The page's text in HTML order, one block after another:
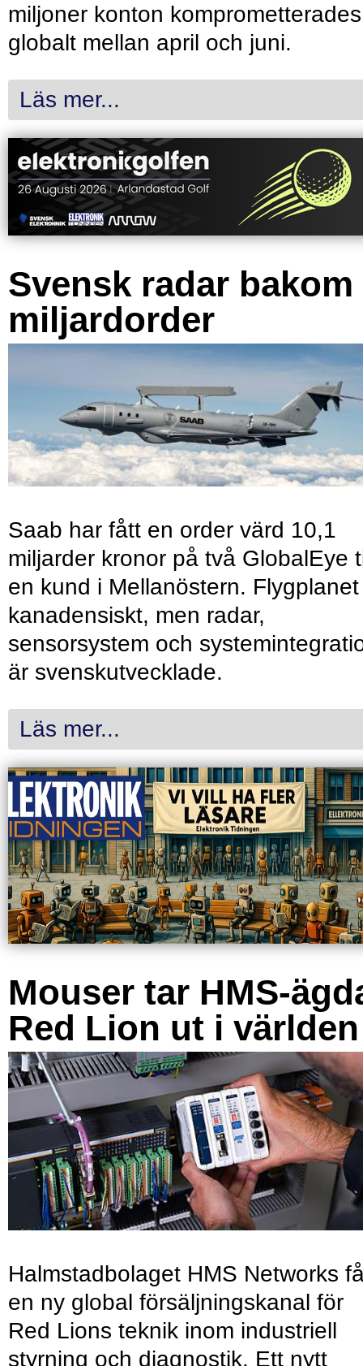
miljoner konton komprometterades
globalt mellan april och juni.
Läs mer...
Svensk radar bakom
miljardorder
Saab har fått en order värd 10,1
miljarder kronor på två GlobalEye
en kund i Mellanöstern.
kanadensiskt, men radar,
sensorsystem och
är svenskutvecklade.
Läs mer...
Mouser tar HMS-
Red Lion ut i världen
Halmstadbolaget HMS Networks
en ny global försäljningskanal för
Red Lions teknik inom industriell
styrning och diagnostik. Ett nytt